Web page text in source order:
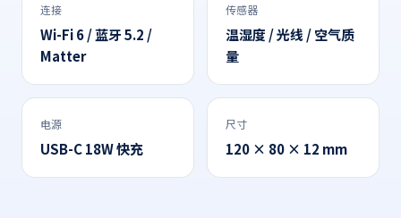
连接
Wi-Fi 6 / 蓝牙 5.2 /
Matter
传感器
温湿度 / 光线 / 空气质
量
电源
USB-C 18W 快充
尺寸
120 × 80 × 12 mm